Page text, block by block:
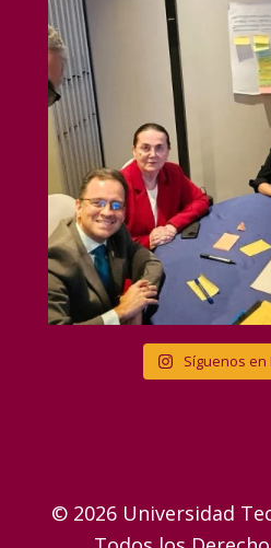
Síguenos en
© 2026 Universidad